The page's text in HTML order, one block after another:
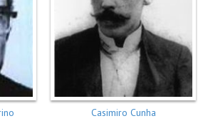
Casimiro Cunha